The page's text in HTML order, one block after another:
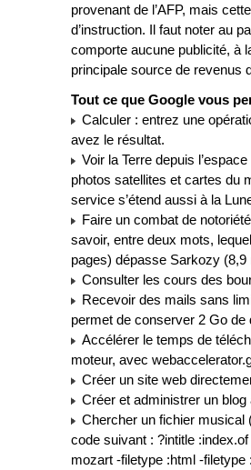
provenant de l’AFP, mais
d’instruction. Il faut noter au
comporte aucune publicité, à
principale source de revenus
Tout ce que Google vous
Calculer : entrez une
avez le résultat.
Voir la Terre depuis
photos satellites et cartes du
service s’étend aussi à la
Faire un combat de
savoir, entre deux mots,
pages) dépasse Sarkozy (8,9
Consulter les cours des
Recevoir des mails sans
permet de conserver 2 Go de
Accélérer le temps de
moteur, avec
Créer un site web
Créer et administrer un blog
Chercher un fichier musical
code suivant : ?intitle
mozart -filetype :html -